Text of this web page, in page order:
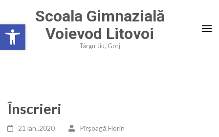
Deschide bara de unelte
content
(Press
Scoala Gimnazială
Voievod Litovoi
Târgu Jiu, Gorj
Înscrieri
21 ian.,2020
Pîrșoagă Florin